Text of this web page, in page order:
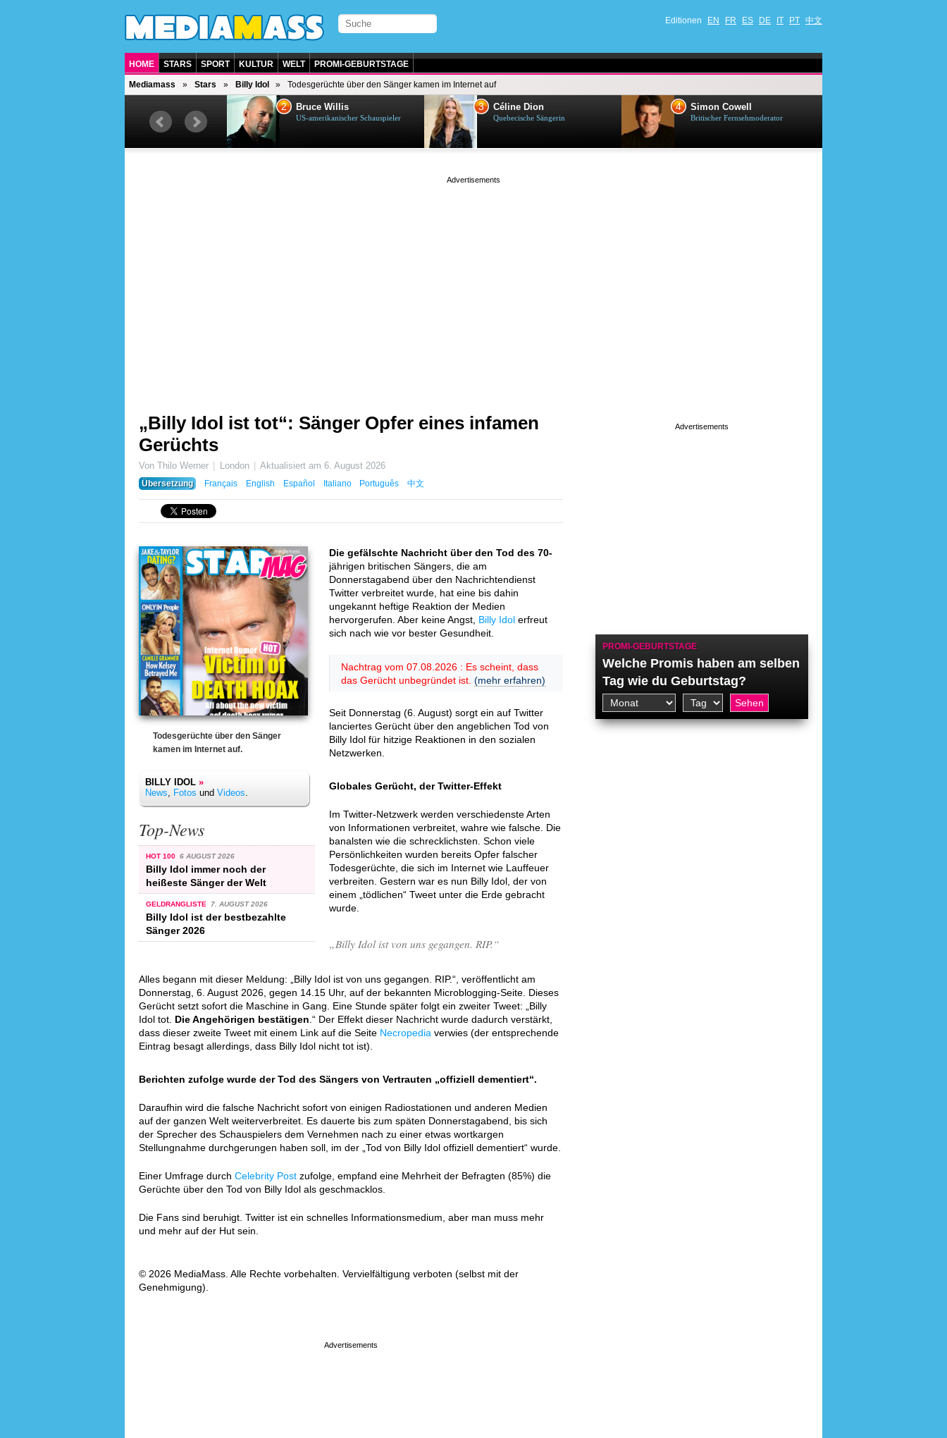
Editionen EN FR ES DE IT PT 中文
HOME STARS SPORT KULTUR WELT PROMI-GEBURTSTAGE
Mediamass Stars Billy Idol Todesgerüchte über den Sänger kamen im Internet auf
Deutsche Sängerin
2 Bruce Willis
US-amerikanischer Schauspieler
3 Céline Dion
Quebecische Sängerin
4 Simon Cowell
Britischer Fernsehmoderator
„Billy Idol ist tot“: Sänger Opfer eines infamen
Gerüchts
Von Thilo Werner London Aktualisiert am6. August 2026
Übersetzung
Français English Español Italiano Português 中文
Todesgerüchte über den Sänger
kamen im Internet auf.
BILLY IDOL »
News, Fotos und Videos.
Top-News
HOT 100 6 AUGUST 2026
Billy Idol immer noch der
heißeste Sänger der Welt
GELDRANGLISTE 7. AUGUST 2026
Billy Idol ist der bestbezahlte
Sänger 2026
Die gefälschte Nachricht über den Tod des 70-
jährigen britischen Sängers, die am
Donnerstagabend über den Nachrichtendienst
Twitter verbreitet wurde, hat eine bis dahin
ungekannt heftige Reaktion der Medien
hervorgerufen. Aber keine Angst, Billy Idol erfreut
sich nach wie vor bester Gesundheit.
Nachtrag vom 07.08.2026 : Es scheint, dass
das Gerücht unbegründet ist. (mehr erfahren)
Seit Donnerstag (6. August) sorgt ein auf Twitter
lanciertes Gerücht über den angeblichen Tod von
Billy Idol für hitzige Reaktionen in den sozialen
Netzwerken.
Globales Gerücht, der Twitter-Effekt
Im Twitter-Netzwerk werden verschiedenste Arten
von Informationen verbreitet, wahre wie falsche. Die
banalsten wie die schrecklichsten. Schon viele
Persönlichkeiten wurden bereits Opfer falscher
Todesgerüchte, die sich im Internet wie Lauffeuer
verbreiten. Gestern war es nun Billy Idol, der von
einem „tödlichen“ Tweet unter die Erde gebracht
wurde.
„Billy Idol ist von uns gegangen. RIP.“
Alles begann mit dieser Meldung: „Billy Idol ist von uns gegangen. RIP.“, veröffentlicht am
Donnerstag, 6. August 2026, gegen 14.15 Uhr, auf der bekannten Microblogging-Seite. Dieses
Gerücht setzt sofort die Maschine in Gang. Eine Stunde später folgt ein zweiter Tweet: „Billy
Idol tot. Die Angehörigen bestätigen .“ Der Effekt dieser Nachricht wurde dadurch verstärkt,
dass dieser zweite Tweet mit einem Link auf die Seite Necropedia verwies (der entsprechende
Eintrag besagt allerdings, dass Billy Idol nicht tot ist).
Berichten zufolge wurde der Tod des Sängers von Vertrauten „offiziell dementiert“.
Daraufhin wird die falsche Nachricht sofort von einigen Radiostationen und anderen Medien
auf der ganzen Welt weiterverbreitet. Es dauerte bis zum späten Donnerstagabend, bis sich
der Sprecher des Schauspielers dem Vernehmen nach zu einer etwas wortkargen
Stellungnahme durchgerungen haben soll, im der „Tod von Billy Idol offiziell dementiert“ wurde.
Einer Umfrage durch Celebrity Post zufolge, empfand eine Mehrheit der Befragten (85%) die
Gerüchte über den Tod von Billy Idol als geschmacklos.
Die Fans sind beruhigt. Twitter ist ein schnelles Informationsmedium, aber man muss mehr
und mehr auf der Hut sein.
© 2026 MediaMass. Alle Rechte vorbehalten. Vervielfältigung verboten (selbst mit der
Genehmigung).
PROMI-GEBURTSTAGE
Welche Promis haben am selben
Tag wie du Geburtstag?